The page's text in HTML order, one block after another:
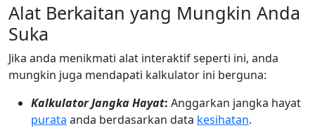
Alat Berkaitan yang Mungkin Anda
Suka
Jika anda menikmati alat interaktif seperti ini, anda
mungkin juga mendapati kalkulator ini berguna:
Kalkulator Jangka Hayat: Anggarkan jangka hayat
purata anda berdasarkan data kesihatan.